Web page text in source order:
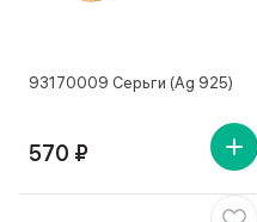
93170009 Серьги (Ag 925)
570 ₽